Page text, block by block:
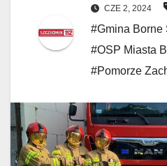
CZE 2, 2024
#Gmina Borne
#OSP Miasta
#Pomorze